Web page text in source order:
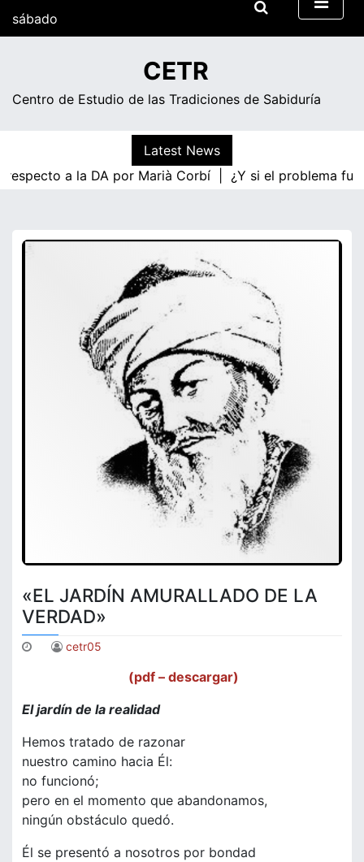
Skip
sábado
CETR
Centro de Estudio de las Tradiciones de Sabiduría
Latest News
respecto a la DA por Marià Corbí |
¿Y si el problema
«EL JARDÍN AMURALLADO DE LA
VERDAD»
cetr05
(pdf – descargar)
El jardín de la realidad
Hemos tratado de razonar
nuestro camino hacia Él:
no funcionó;
pero en el momento que abandonamos,
ningún obstáculo quedó.
Él se presentó a nosotros por bondad